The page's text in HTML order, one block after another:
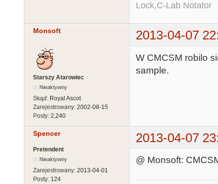
Lock,C-Lab Notator
Monsoft 2013-04-07
Starszy Atarowiec
Nieaktywny
Skąd: Royal Ascot
Zarejestrowany: 2002-08-15
Posty: 2,240
W CMCSM robilo
sample.
Spencer 2013-04-07
Pretendent
Nieaktywny
Zarejestrowany: 2013-04-01
Posty: 124
@ Monsoft: